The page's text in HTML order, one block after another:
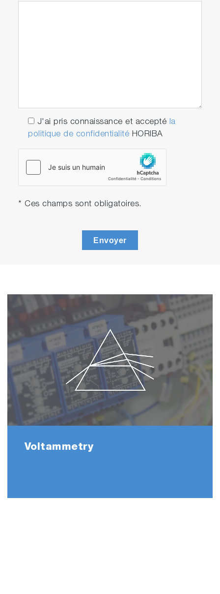
J'ai pris connaissance et accepté la
politique de confidentialité HORIBA
* Ces champs sont obligatoires.
Envoyer
Voltammetry